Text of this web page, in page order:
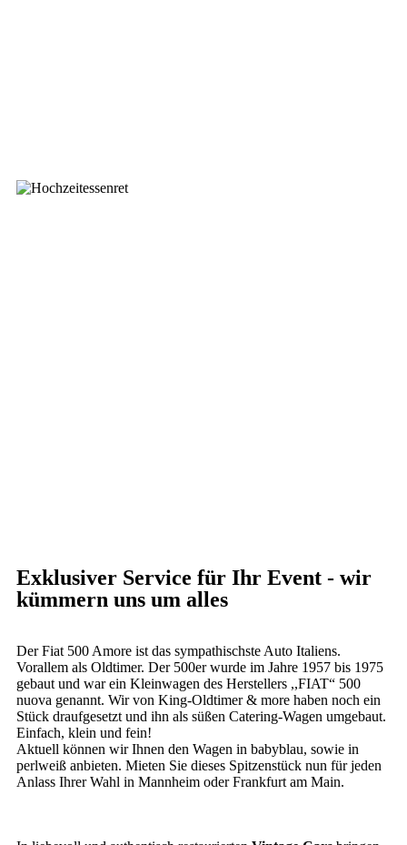
Exklusiver Service für Ihr Event - wir
kümmern uns um alles
Der Fiat 500 Amore ist das sympathischste Auto Italiens.
Vorallem als Oldtimer. Der 500er wurde im Jahre 1957 bis 1975
gebaut und war ein Kleinwagen des Herstellers ,,FIAT“ 500
nuova genannt. Wir von King-Oldtimer & more haben noch ein
Stück draufgesetzt und ihn als süßen Catering-Wagen umgebaut.
Einfach, klein und fein!
Aktuell können wir Ihnen den Wagen in babyblau, sowie in
perlweiß anbieten. Mieten Sie dieses Spitzenstück nun für jeden
Anlass Ihrer Wahl in Mannheim oder Frankfurt am Main.